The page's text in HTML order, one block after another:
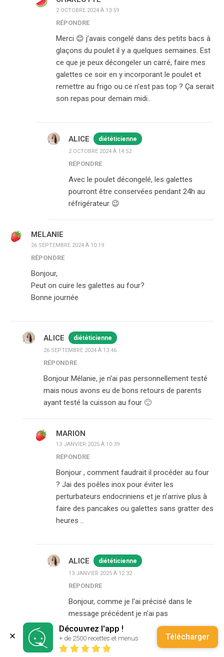
2 OCTOBRE 2024 À 13:59
RÉPONDRE
Merci 😊 j’avais congelé dans des petits bacs à
glaçons du poulet il y a quelques semaines. Est
ce que je peux décongeler un carré, faire mes
galettes ce soir en y incorporant le poulet et
remettre au frigo ou ce n’est pas top ? Ça serait
son repas pour demain midi..
ALICE diététicienne
2 OCTOBRE 2024 À 14:52
RÉPONDRE
Avec le poulet décongelé, les galettes
pourront être conservées pendant 24h au
réfrigérateur 😉
MELANIE
26 SEPTEMBRE 2024 À 10:19
RÉPONDRE
Bonjour,
Peut on cuire les galettes au four?
Bonne journée
ALICE diététicienne
26 SEPTEMBRE 2024 À 13:46
RÉPONDRE
Bonjour Mélanie, je n'ai pas personnellement testé
mais nous avons eu de bons retours de parents
ayant testé la cuisson au four 🙂
MARION
13 JANVIER 2025 À 10:39
RÉPONDRE
Bonjour , comment faudrait il procéder au four
? Jai des poêles inox pour éviter les
perturbateurs endocriniens et je n’arrive plus à
faire des pancakes ou galettes sans gratter des
heures ..
ALICE diététicienne
13 JANVIER 2025 À 12:32
RÉPONDRE
Bonjour, comme je l'ai précisé dans le
message précédent je n'ai pas
personnellement testé la cuisson au four. À
mon avis il suffit de déposer des petits tas
sur une plaque recouverte de papier
Découvrez l'app !
+ de 2500 recettes et menus Télécharger